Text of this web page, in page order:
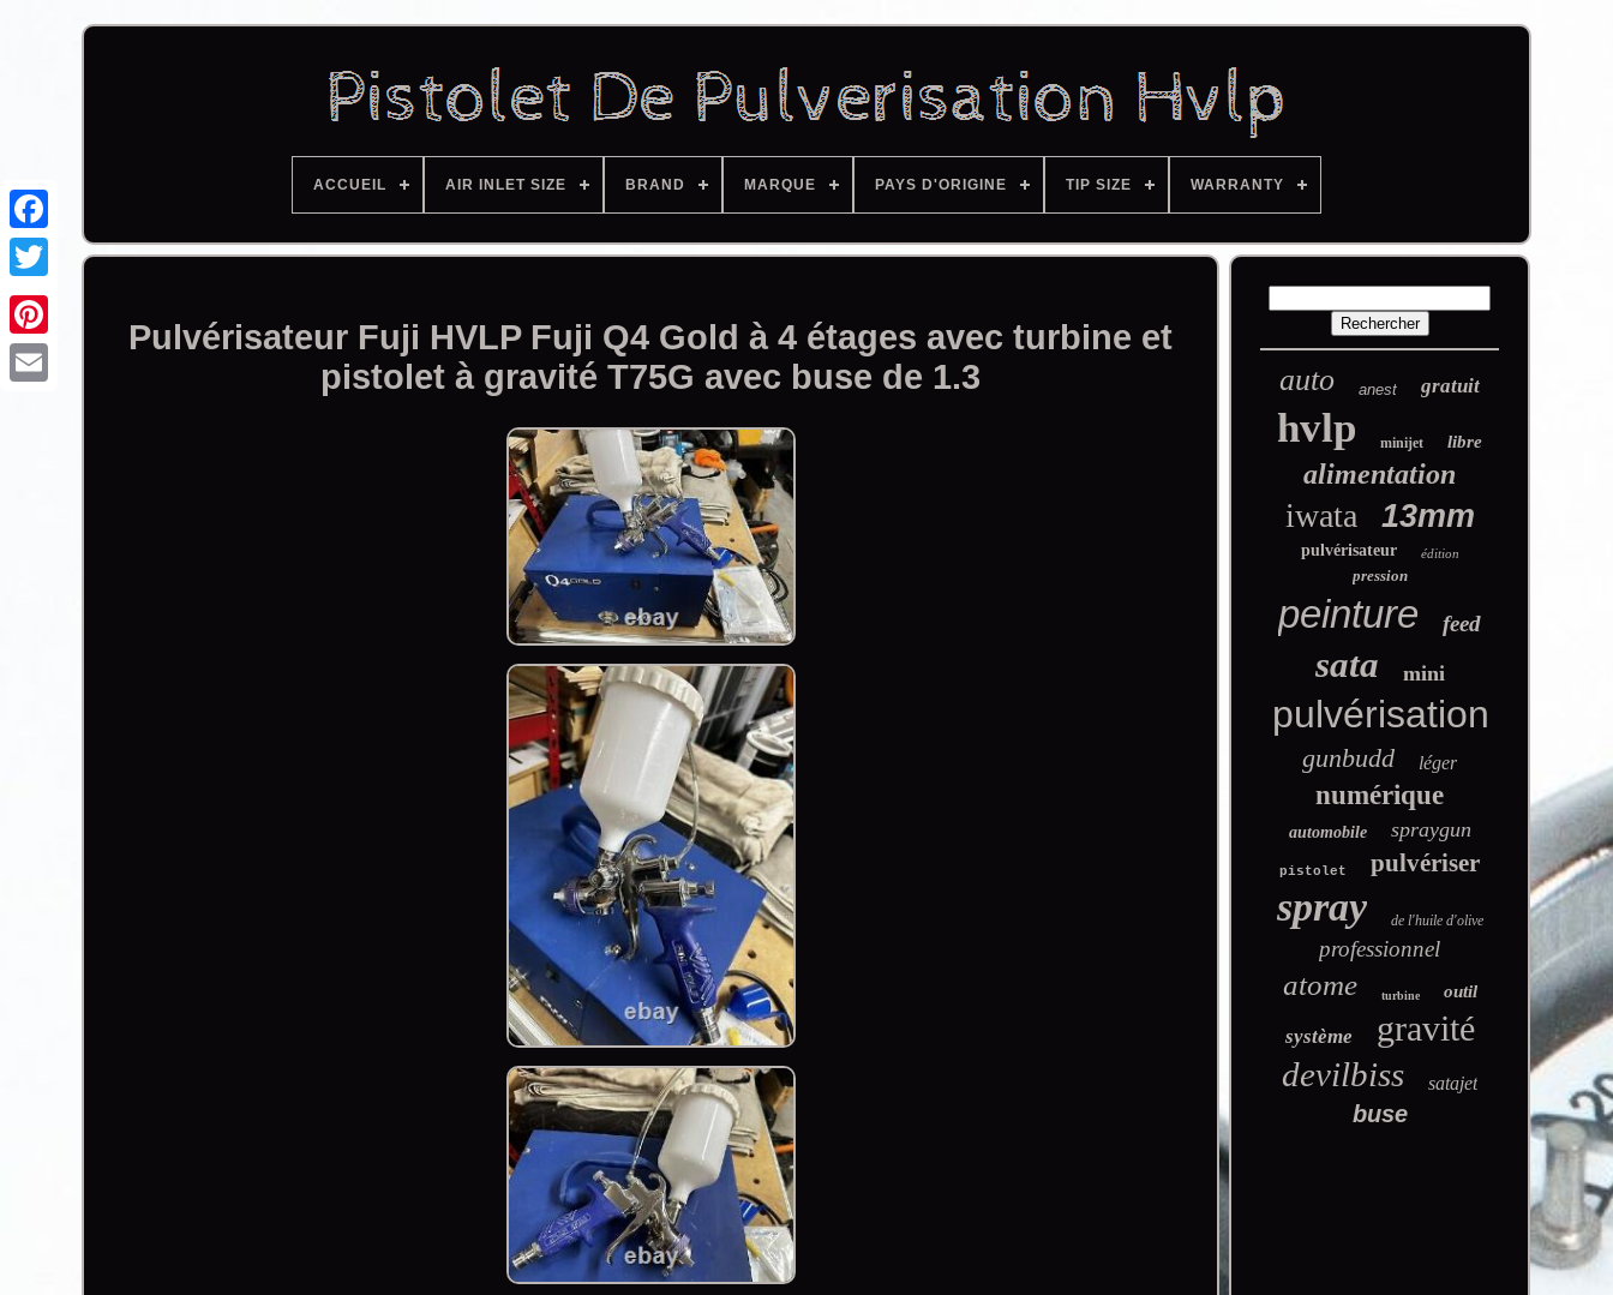
Facebook
ACCUEIL AIR INLET SIZE BRAND MARQUE PAYS D'ORIGINE TIP SIZE WARRANTY
Pulvérisateur Fuji HVLP Fuji Q4 Gold à 4 étages avec turbine et
pistolet à gravité T75G avec buse de 1.3
auto anest gratuit
hvlp minijet libre
alimentation
iwata 13mm
pulvérisateur édition
pression
peinture feed
sata mini
pulvérisation
gunbudd léger
numérique
automobile spraygun
pistolet pulvériser
spray de l'huile d'olive
professionnel
atome turbine outil
système gravité
devilbiss satajet
buse